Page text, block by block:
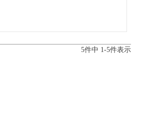
5件中 1-5件表示